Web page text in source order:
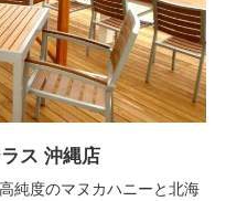
ス 沖縄店
純度のマヌカハニーと北海